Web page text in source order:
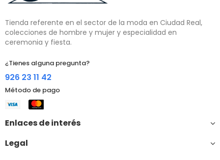
Tienda referente en el sector de la moda en Ciudad Real,
colecciones de hombre y mujer y especialidad en
ceremonia y fiesta.
¿Tienes alguna pregunta?
926 23 11 42
Método de pago
Enlaces de interés
Legal